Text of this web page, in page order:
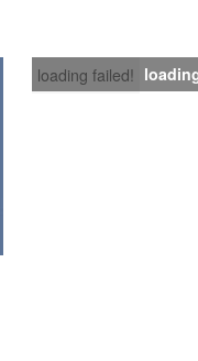
loading failed!